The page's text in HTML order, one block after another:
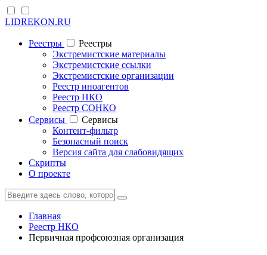
LIDREKON.RU
Реестры
Реестры
Экстремистские материалы
Экстремистские ссылки
Экстремистские организации
Реестр иноагентов
Реестр НКО
Реестр СОНКО
Cервисы
Cервисы
Контент-фильтр
Безопасный поиск
Версия сайта для слабовидящих
Скрипты
О проекте
Главная
Реестр НКО
Первичная профсоюзная организация